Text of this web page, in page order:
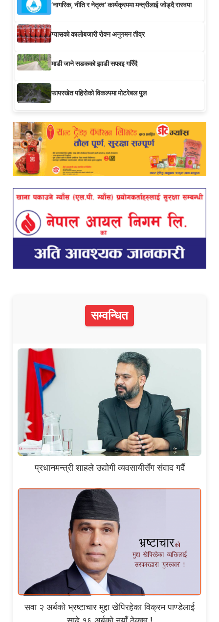
‘नागरिक, नीति र नेतृत्व’ कार्यक्रममा मन्त्रीलाई जोड्दै रास्वपा
ग्यासको कालोबजारी रोक्न अनुगमन तीव्र
माडी जाने सडकको झाडी सफाइ गरिँदै
फापरखेत पहिरोको विकल्पमा मोटरेबल पुल
सम्वन्धित
प्रधानमन्त्री शाहले उद्योगी व्यवसायीसँग संवाद गर्दै
सवा २ अर्बको भ्रष्टाचार मुद्दा खेपिरहेका विक्रम पाण्डेलाई